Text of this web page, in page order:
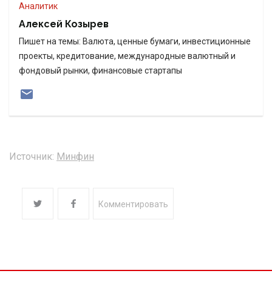
Аналитик
Алексей Козырев
Пишет на темы: Валюта, ценные бумаги, инвестиционные
проекты, кредитование, международные валютный и
фондовый рынки, финансовые стартапы
Источник: Минфин
Комментировать